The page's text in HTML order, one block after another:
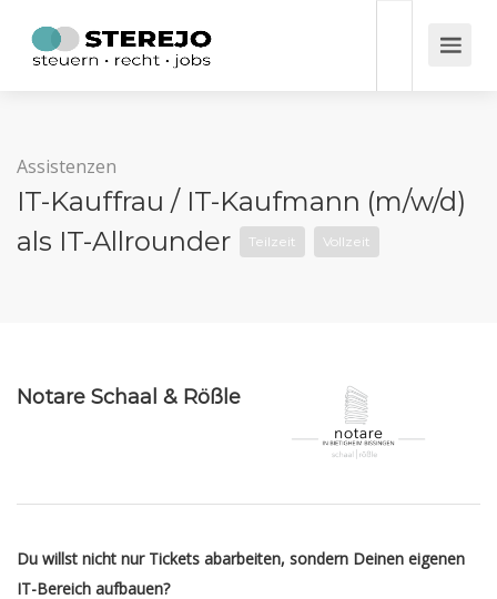
Assistenzen
IT-Kauffrau / IT-Kaufmann (m/w/d)
als IT-Allrounder
Teilzeit Vollzeit
Notare Schaal & Rößle
Du willst nicht nur Tickets abarbeiten, sondern Deinen eigenen
IT-Bereich aufbauen?